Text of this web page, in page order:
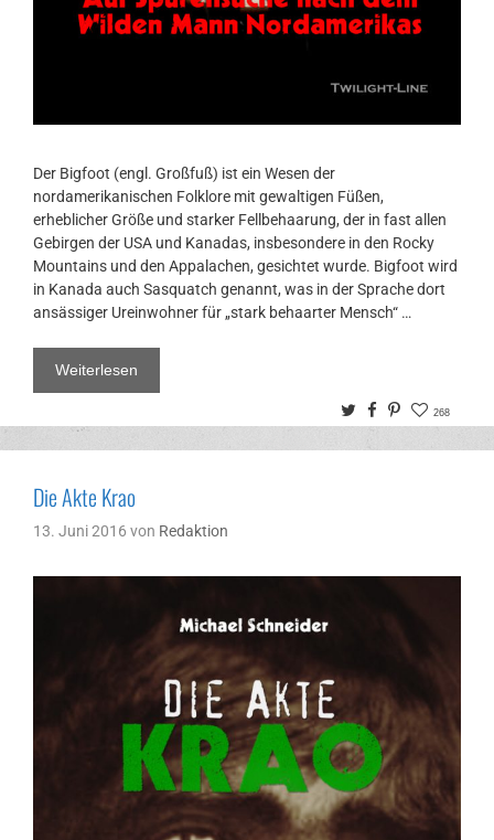
Der Bigfoot (engl. Großfuß) ist ein Wesen der
nordamerikanischen Folklore mit gewaltigen Füßen,
erheblicher Größe und starker Fellbehaarung, der in fast allen
Gebirgen der USA und Kanadas, insbesondere in den Rocky
Mountains und den Appalachen, gesichtet wurde. Bigfoot wird
in Kanada auch Sasquatch genannt, was in der Sprache dort
ansässiger Ureinwohner für „stark behaarter Mensch“ …
Weiterlesen
TwitterFacebook
Pinterest
268
Die Akte Krao
13. Juni 2016 von Redaktion